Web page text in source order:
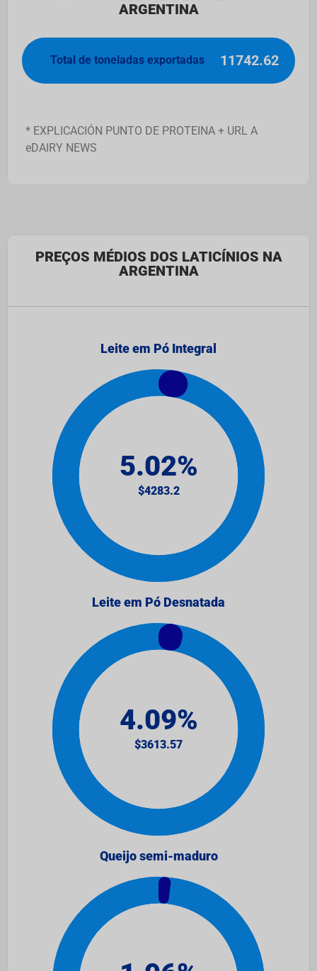
ARGENTINA
Total de toneladas exportadas 11742.62
* EXPLICACIÓN PUNTO DE PROTEINA + URL A
eDAIRY NEWS
PREÇOS MÉDIOS DOS LATICÍNIOS NA
ARGENTINA
Leite em Pó Integral
Leite em Pó Desnatada
Queijo semi-maduro